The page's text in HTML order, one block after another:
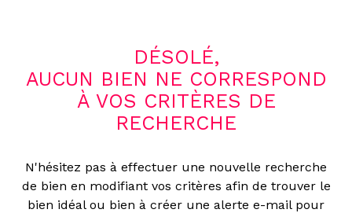
CONTACT
DÉSOLÉ,
AUCUN BIEN NE CORRESPOND
À VOS CRITÈRES DE
RECHERCHE
N'hésitez pas à effectuer une nouvelle recherche
de bien en modifiant vos critères afin de trouver le
bien idéal ou bien à créer une alerte e-mail pour